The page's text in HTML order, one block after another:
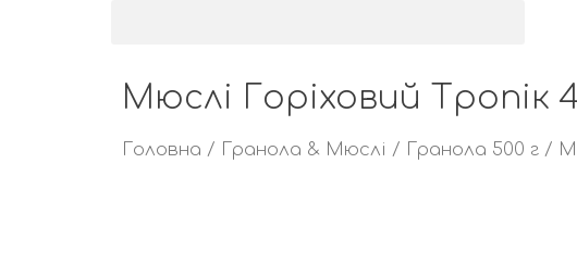
Мюслі Горіховий Тропік
Головна / Гранола & Мюслі / Гранола 500 г /